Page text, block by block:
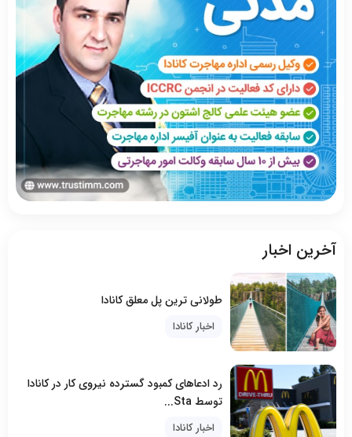
آخرین اخبار
طولانی ترین پل معلق کانادا
اخبار کانادا
رد ادعاهای کمبود گسترده نیروی کار در کانادا
توسط Sta...
اخبار کانادا